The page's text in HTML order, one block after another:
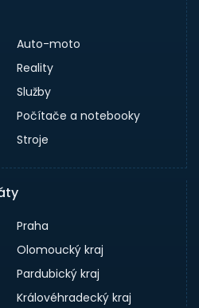
Auto-moto
Reality
Služby
Počítače a notebooky
Stroje
Praha
Olomoucký kraj
Pardubický kraj
Královéhradecký kraj